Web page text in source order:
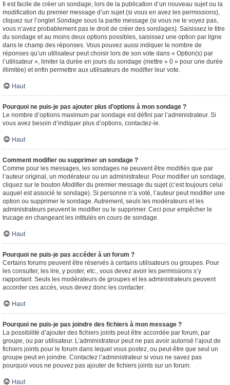
Il est facile de créer un sondage, lors de la publication d’un nouveau sujet ou la
modification du premier message d’un sujet (si vous en avez les permissions),
cliquez sur l’ongletSondage sous la partie message (si vous ne le voyez pas,
vous n’avez probablement pas le droit de créer des sondages). Saisissez le titre
du sondage et au moins deux options possibles, saisissez une option par ligne
dans le champ des réponses. Vous pouvez aussi indiquer le nombre de
réponses qu’un utilisateur peut choisir lors de son vote dans « Option(s) par
l’utilisateur », limiter la durée en jours du sondage (mettre « 0 » pour une durée
illimitée) et enfin permettre aux utilisateurs de modifier leur vote.
Haut
Pourquoi ne puis-je pas ajouter plus d’options à mon sondage ?
Le nombre d’options maximum par sondage est défini par l’administrateur. Si
vous avez besoin d’indiquer plus d’options, contactez-le.
Haut
Comment modifier ou supprimer un sondage ?
Comme pour les messages, les sondages ne peuvent être modifiés que par
l’auteur original, un modérateur ou un administrateur. Pour modifier un sondage,
cliquez sur le bouton Modifierdu premier message du sujet (c’est toujours celui
auquel est associé le sondage). Si personne n’a voté, l’auteur peut modifier une
option ou supprimer le sondage. Autrement, seuls les modérateurs et les
administrateurs peuvent le modifier ou le supprimer. Ceci pour empêcher le
trucage en changeant les intitulés en cours de sondage.
Haut
Pourquoi ne puis-je pas accéder à un forum ?
Certains forums peuvent être réservés à certains utilisateurs ou groupes. Pour
les consulter, les lire, y poster, etc., vous devez avoir les permissions s’y
rapportant. Seuls les modérateurs de groupes et les administrateurs peuvent
accorder ces accès, vous devez donc les contacter.
Haut
Pourquoi ne puis-je pas joindre des fichiers à mon message ?
La possibilité d’ajouter des fichiers joints peut être accordée par forum, par
groupe, ou par utilisateur. L’administrateur peut ne pas avoir autorisé l’ajout de
fichiers joints pour le forum dans lequel vous postez, ou peut-être que seul un
groupe peut en joindre. Contactez l’administrateur si vous ne savez pas
pourquoi vous ne pouvez pas ajouter de fichiers joints sur un forum.
Haut